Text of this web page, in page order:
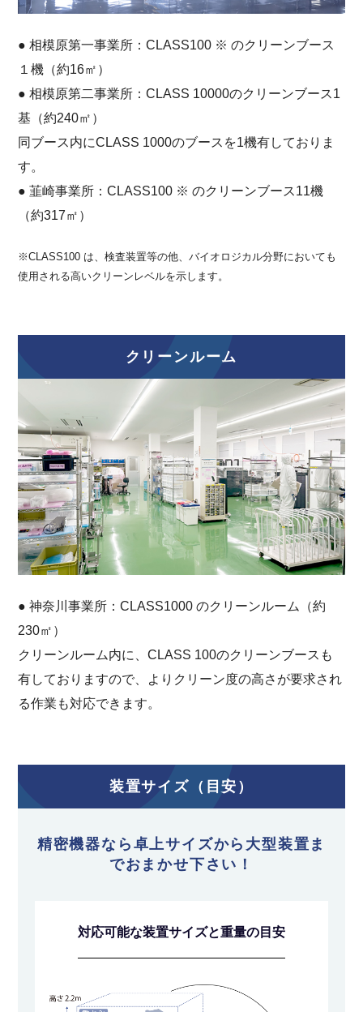
● 相模原第一事業所：CLASS100 ※ のクリーンブース
１機（約16㎡）
● 相模原第二事業所：CLASS 10000のクリーンブース1
基（約240㎡）
同ブース内にCLASS 1000のブースを1機有しておりま
す。
● 韮崎事業所：CLASS100 ※ のクリーンブース11機
（約317㎡）
※CLASS100 は、検査装置等の他、バイオロジカル分野においても
使用される高いクリーンレベルを示します。
クリーンルーム
● 神奈川事業所：CLASS1000 のクリーンルーム（約
230㎡）
クリーンルーム内に、CLASS 100のクリーンブースも
有しておりますので、よりクリーン度の高さが要求され
る作業も対応できます。
装置サイズ（目安）
精密機器なら卓上サイズから大型装置ま
でおまかせ下さい！
対応可能な装置サイズと重量の目安